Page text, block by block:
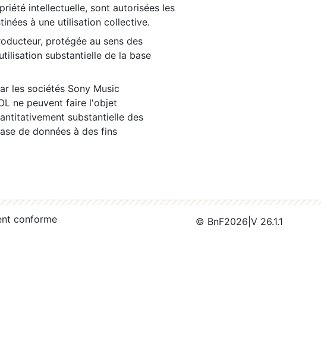
intellectuelle, sont autorisées les
à une utilisation collective.
protégée au sens des
substantielle de la base
les sociétés Sony Music
ne peuvent faire l'objet
substantielle des
de données à des fins
conforme © BnF2026 V 26.1.1